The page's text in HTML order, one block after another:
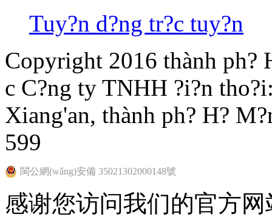
Tuy?n d?ng tr?c tuy?n
Copyright 2016 thành ph?
c C?ng ty TNHH ?i?n
Xiang'an, thành ph? H?
599
閩公網(wǎng)安備 35021302000148號
感谢您访问我们的官方